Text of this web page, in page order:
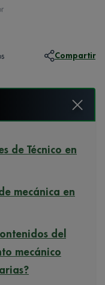
Compartir
de Técnico en
mecánica en
del
mecánico